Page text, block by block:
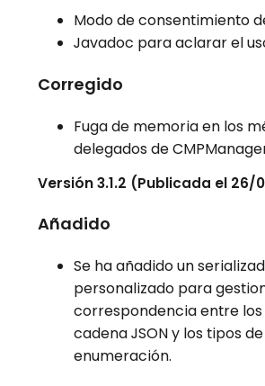
Modo de consentimiento
Javadoc para aclarar el
Corregido
Fuga de memoria en los
delegados de
Versión 3.1.2 (Publicada el 26/
Añadido
Se ha añadido un
personalizado para
correspondencia entre
cadena JSON y los tipos de
enumeración.